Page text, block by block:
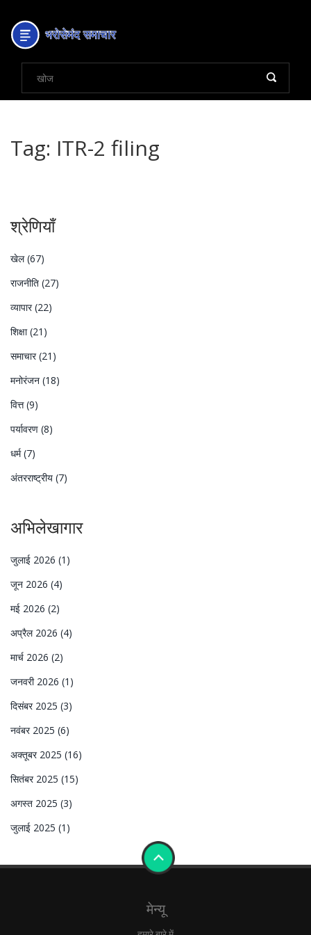
Tag: ITR-2 filing
श्रेणियाँ
खेल(67)
राजनीति (27)
व्यापार(22)
शिक्षा(21)
समाचार(21)
मनोरंजन (18)
वित्त(9)
पर्यावरण (8)
धर्म(7)
अंतरराष्ट्रीय (7)
अभिलेखागार
जुलाई 2026 (1)
जून 2026 (4)
मई 2026 (2)
अप्रैल 2026 (4)
मार्च 2026 (2)
जनवरी 2026 (1)
दिसंबर 2025 (3)
नवंबर 2025 (6)
अक्तूबर 2025 (16)
सितंबर 2025 (15)
अगस्त 2025 (3)
जुलाई 2025 (1)
मेन्यू